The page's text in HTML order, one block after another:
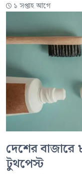
১ সপ্তাহ আগে
দেশের বাজারে
টুথপেস্ট